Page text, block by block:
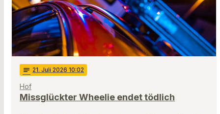
notes 21. Juli 2026 10:02
Hof
Missglückter Wheelie endet tödlich